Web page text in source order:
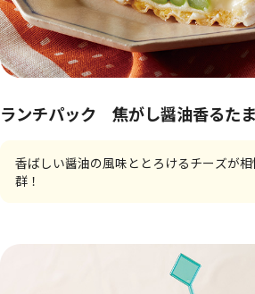
ランチパック 焦がし醤油香るた
香ばしい醤油の風味ととろけるチーズが
群！